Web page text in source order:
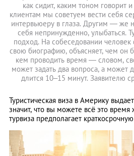
как сидит, каким тоном говорит
клиентам мы советуем вести себя
интервьюеру в глаза. Другим — же
себя непринужденно, улыбаться.
подход. На собеседовании человек
свою биографию, объясняет, чем он
кем проводить время — словом,
может задать два вопроса, а может
длится 10–15 минут. Заявителю
Туристическая виза в Америку
значит, что вы можете всё это время
турвиза предполагает